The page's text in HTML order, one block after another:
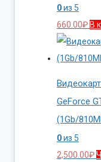
0из 5
660.00₽ В
GeForce
(1Gb/
0из 5
2,500.00₽